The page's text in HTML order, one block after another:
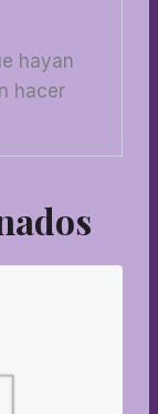
hayan
hacer